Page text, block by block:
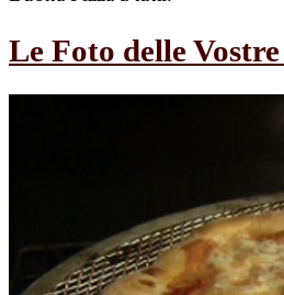
Le Foto delle